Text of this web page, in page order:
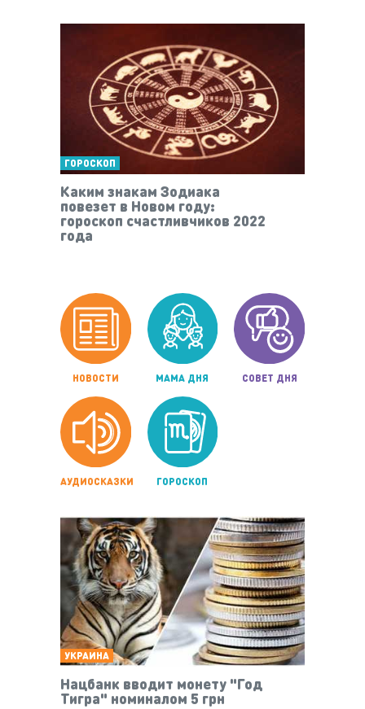
ГОРОСКОП
Каким знакам Зодиака
повезет в Новом году:
гороскоп счастливчиков 2022
года
НОВОСТИ МАМА ДНЯ СОВЕТ ДНЯ
АУДИОСКАЗКИ ГОРОСКОП
УКРАИНА
Нацбанк вводит монету "Год
Тигра" номиналом 5 грн